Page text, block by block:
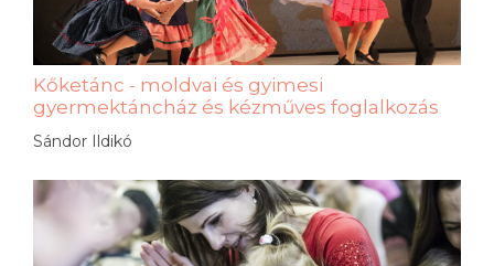
Kőketánc - moldvai és gyimesi
gyermektáncház és kézműves foglalkozás
Sándor Ildikó